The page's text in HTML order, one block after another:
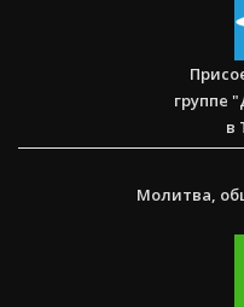
группе
в
Молитва,